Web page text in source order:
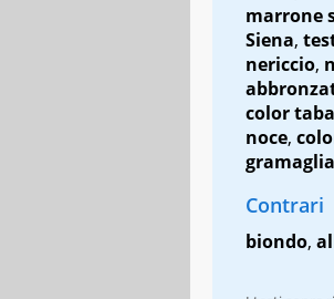
marrone
Siena,
nericcio,
color
noce,
gramaglia
Contrari
biondo,